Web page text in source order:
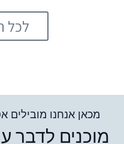
לכל
מכאן אנחנו
מוכנים לדבר